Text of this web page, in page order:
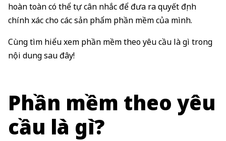
hoàn toàn có thể tự cân nhắc để đưa ra quyết định
chính xác cho các sản phẩm phần mềm của mình.
Cùng tìm hiểu xem phần mềm theo yêu cầu là gì trong
nội dung sau đây!
Phần mềm theo yêu
cầu là gì?